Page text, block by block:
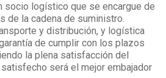
socio logístico que se encargue de
de la cadena de suministro.
y distribución, y logística
de cumplir con los plazos
la plena satisfacción del
será el mejor embajador